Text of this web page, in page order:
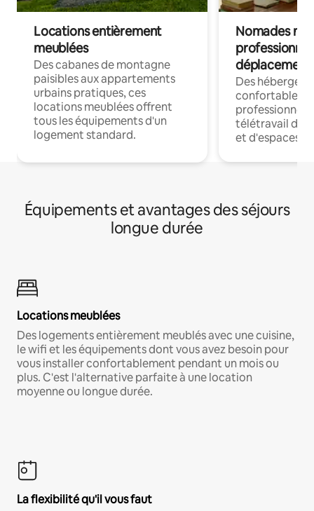
Locations entièrement
meublées
Des cabanes de montagne
paisibles aux appartements
urbains pratiques, ces
locations meublées offrent
tous les équipements d'un
logement standard.
Nomades
déplacement
Des
confortables
professionnels
télétravail
et d'espaces
Équipements et avantages des séjours
longue durée
Locations meublées
Des logements entièrement meublés avec une cuisine,
le wifi et les équipements dont vous avez besoin pour
vous installer confortablement pendant un mois ou
plus. C'est l'alternative parfaite à une location
moyenne ou longue durée.
La flexibilité qu'il vous faut